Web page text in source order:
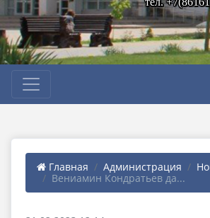
Главная Администрация
Вениамин Кондратьев да...